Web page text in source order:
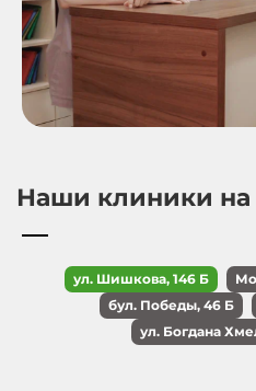
Наши клиники на
ул. Шишкова, 146 Б
бул. Победы, 46 Б
ул. Богдана